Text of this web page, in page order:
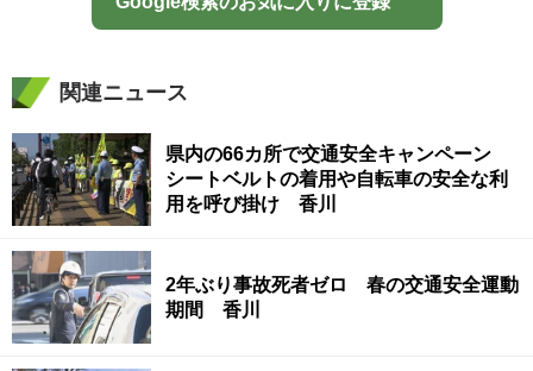
関連ニュース
県内の66カ所で交通安全キャンペーン
シートベルトの着用や自転車の安全な利
用を呼び掛け 香川
2年ぶり事故死者ゼロ 春の交通安全運動
期間 香川